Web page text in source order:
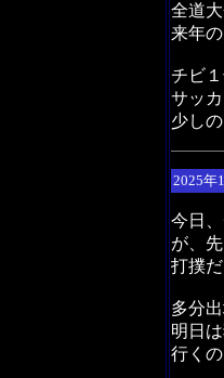
全道
来年
チビ
サッ
少し
2025年
今日
が、
打撲
多分
明日
行く